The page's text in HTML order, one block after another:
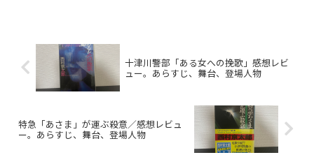
十津川警部「ある女への挽歌」感想レビ
ュー。あらすじ、舞台、登場人物
特急「あさま」が運ぶ殺意／感想レビュ
ー。あらすじ、舞台、登場人物